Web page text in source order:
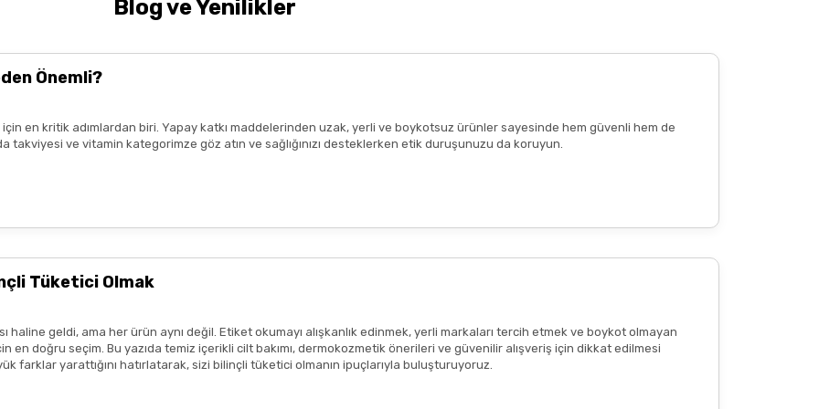
ederim boykot ürünleri
geldi,özenli paketlenmişti.
uzmanı tavsiyesiile kullanmalıdır.
en yakın sağlık kuruluşuna
ışık ve nemden uzak bir ortamda saklayınız.
tavsiyesinin yerini tutmaz.
önce ürünün küçük bir bölgede test edilmesi, olasıalerjik reaksiyonveyaciltte kızarıklıkolup olmadığının
ürün kullanımını durdurunuz ve bir uzmana başvurunuz.
uygun şekilde paylaşılmaktadır.
Blog ve Yenilikler
Önemli?
için en kritik adımlardan biri. Yapay katkı maddelerinden uzak, yerli ve boykotsuz ürünler sayesinde hem güvenli hem de
takviyesi ve vitamin kategorimze göz atın ve sağlığınızı desteklerken etik duruşunuzu da koruyun.
Tüketici Olmak
haline geldi, ama her ürün aynı değil. Etiket okumayı alışkanlık edinmek, yerli markaları tercih etmek ve boykot olmayan
en doğru seçim. Bu yazıda temiz içerikli cilt bakımı, dermokozmetik önerileri ve güvenilir alışveriş için dikkat edilmesi
farklar yarattığını hatırlatarak, sizi bilinçli tüketici olmanın ipuçlarıyla buluşturuyoruz.